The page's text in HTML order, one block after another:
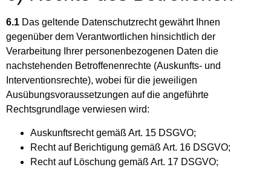
6.1 Das geltende Datenschutzrecht gewährt Ihnen
gegenüber dem Verantwortlichen hinsichtlich der
Verarbeitung Ihrer personenbezogenen Daten die
nachstehenden Betroffenenrechte (Auskunfts- und
Interventionsrechte), wobei für die jeweiligen
Ausübungsvoraussetzungen auf die angeführte
Rechtsgrundlage verwiesen wird:
Auskunftsrecht gemäß Art. 15 DSGVO;
Recht auf Berichtigung gemäß Art. 16 DSGVO;
Recht auf Löschung gemäß Art. 17 DSGVO;